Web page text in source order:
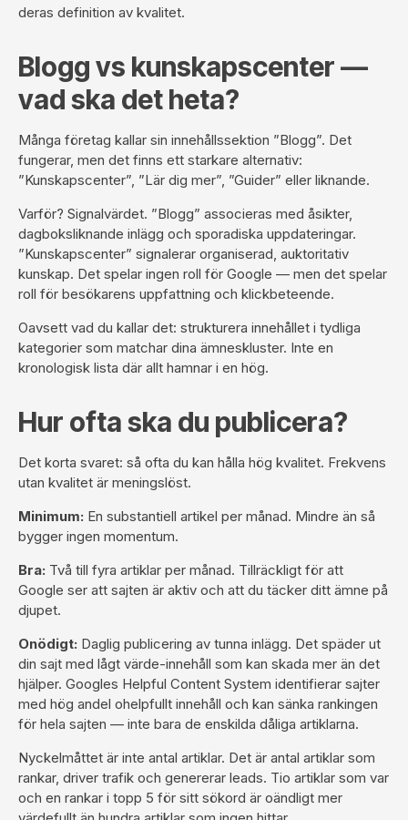
deras definition av kvalitet.
Blogg vs kunskapscenter —
vad ska det heta?
Många företag kallar sin innehållssektion ”Blogg”. Det
fungerar, men det finns ett starkare alternativ:
”Kunskapscenter”, ”Lär dig mer”, ”Guider” eller liknande.
Varför? Signalvärdet. ”Blogg” associeras med åsikter,
dagboksliknande inlägg och sporadiska uppdateringar.
”Kunskapscenter” signalerar organiserad, auktoritativ
kunskap. Det spelar ingen roll för Google — men det spelar
roll för besökarens uppfattning och klickbeteende.
Oavsett vad du kallar det: strukturera innehållet i tydliga
kategorier som matchar dina ämneskluster. Inte en
kronologisk lista där allt hamnar i en hög.
Hur ofta ska du publicera?
Det korta svaret: så ofta du kan hålla hög kvalitet. Frekvens
utan kvalitet är meningslöst.
Minimum: En substantiell artikel per månad. Mindre än så
bygger ingen momentum.
Bra: Två till fyra artiklar per månad. Tillräckligt för att
Google ser att sajten är aktiv och att du täcker ditt ämne på
djupet.
Onödigt: Daglig publicering av tunna inlägg. Det späder ut
din sajt med lågt värde-innehåll som kan skada mer än det
hjälper. Googles Helpful Content System identifierar sajter
med hög andel ohelpfullt innehåll och kan sänka rankingen
för hela sajten — inte bara de enskilda dåliga artiklarna.
Nyckelmåttet är inte antal artiklar. Det är antal artiklar som
rankar, driver trafik och genererar leads. Tio artiklar som var
och en rankar i topp 5 för sitt sökord är oändligt mer